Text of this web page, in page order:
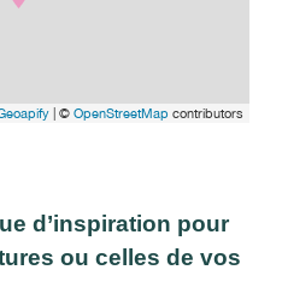
| © OpenStreetMap contributors
d’inspiration pour
ou celles de vos